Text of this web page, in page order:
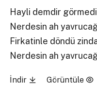
Hayli demdir
Nerdesin ah
Firkatinle döndü
Nerdesin ah
İndir Görüntüle